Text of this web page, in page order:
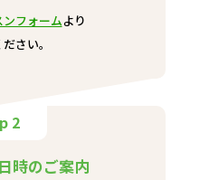
フォームより
さい。
2
時のご案内